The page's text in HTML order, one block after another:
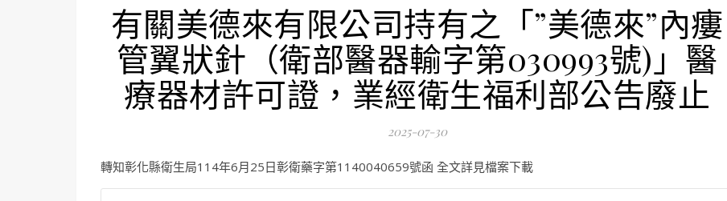
有關美德來有限公司持有之「”美德來”內瘻
管翼狀針（衛部醫器輸字第030993號)」醫
療器材許可證，業經衛生福利部公告廢止
2025-07-30
轉知彰化縣衛生局114年6月25日彰衛藥字第1140040659號函 全文詳見檔案下載